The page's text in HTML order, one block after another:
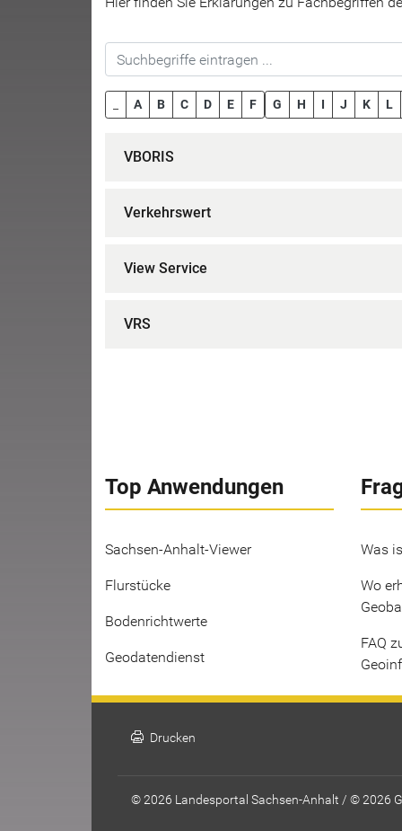
A B C D E F G H I J K L
VBORIS
Verkehrswert
View Service
VRS
Top Anwendungen
Sachsen-Anhalt-Viewer
Flurstücke
Bodenrichtwerte
Geodatendienst
Was
Wo
FAQ
print Drucken
© 2026 Landesportal Sachsen-Anhalt / © 2026